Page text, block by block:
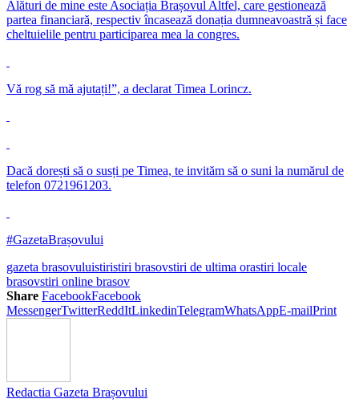
Alături de mine este Asociația Brașovul Altfel, care gestionează
partea financiară, respectiv încasează donația dumneavoastră și face
cheltuielile pentru participarea mea la congres.
Vă rog să mă ajutați!”, a declarat Timea Lorincz.
Dacă dorești să o susți pe Timea, te invităm să o suni la numărul de
telefon 0721961203.
#GazetaBrașovului
gazeta brasovuluistiristiri brasovstiri de ultima orastiri locale
brasovstiri online brasov
Share FacebookFacebook
MessengerTwitterReddItLinkedinTelegramWhatsAppE-mailPrint
Redactia Gazeta Brașovului